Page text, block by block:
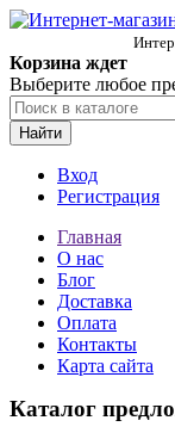
Корзина ждет
Выберите любое
Найти
Вход
Регистрация
Главная
О нас
Блог
Доставка
Оплата
Контакты
Карта сайта
Каталог